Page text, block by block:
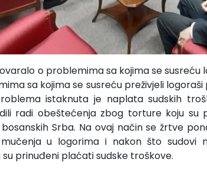
o problemima sa kojima se susreću
sa kojima se susreću preživjeli
istaknuta je naplata sudskih
radi obeštećenja zbog torture koju su
Srba. Na ovaj način se žrtve
u logorima i nakon što sudovi
prinuđeni plaćati sudske troškove.